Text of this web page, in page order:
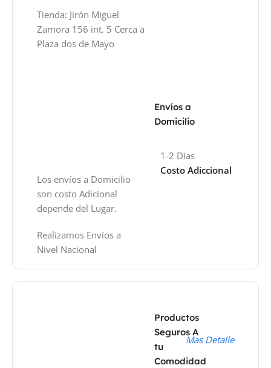
Tienda: Jirón Miguel
Zamora 156 int. 5 Cerca a
Plaza dos de Mayo
Envíos a
Domicilio
Los envíos a Domicilio
son costo Adicional
depende del Lugar.
Realizamos Envíos a
Nivel Nacional
1-2 Dias
Costo Adiccional
Productos
Seguros A
tu
Comodidad
Mas Detalle